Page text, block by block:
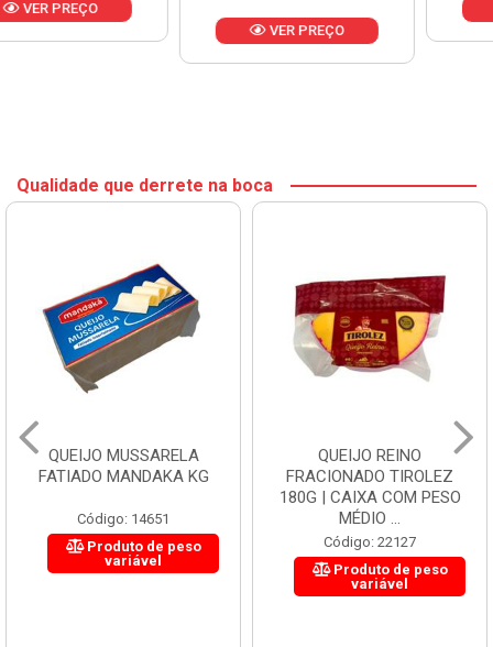
VER PREÇO
Qualidade que derrete na boca
QUEIJO REINO
FRACIONADO TIROLEZ
MÉDIO ...
Código: 22127
Produto de peso
QUEIJO MUSSARELA BOM
PALADAR KG
Código: 21338
Produto de peso
variável